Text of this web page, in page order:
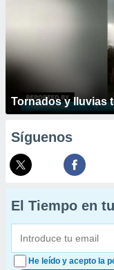
Tornados y lluvias
Síguenos
El Tiempo en
He leído y acepto la